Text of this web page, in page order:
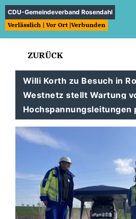
CDU-Gemeindeverband Rosendahl
Verlässlich | Vor Ort |Verbunden
ZURÜCK
Willi Korth zu Besuch in
Westnetz stellt Wartung
Hochspannungsleitungen